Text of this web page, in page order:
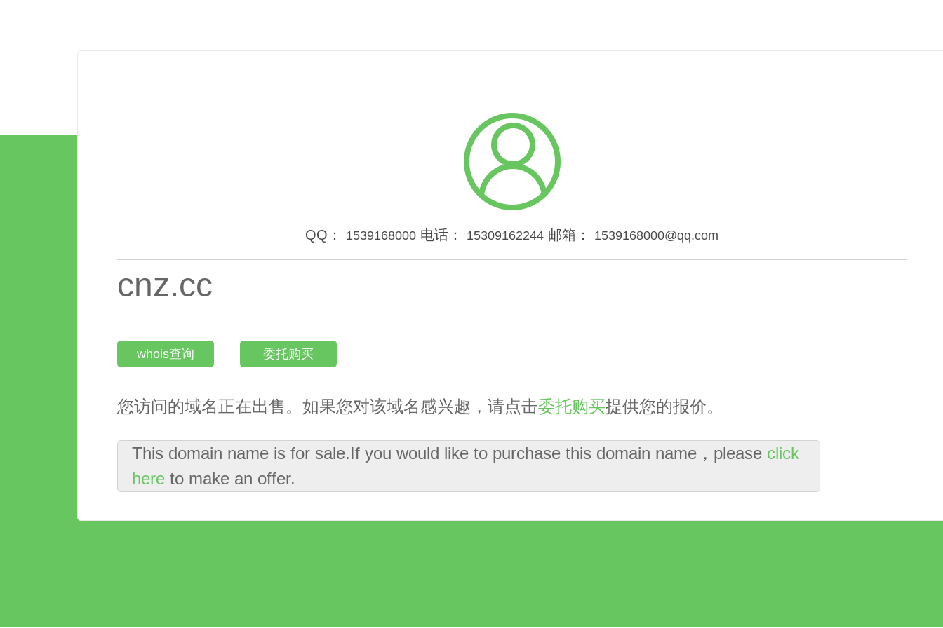
QQ： 1539168000 电话： 15309162244 邮箱： 1539168000@qq.com
cnz.cc
whois查询 委托购买
您访问的域名正在出售。如果您对该域名感兴趣，请点击委托购买提供您的报价。
This domain name is for sale.If you would like to purchase this domain name，please click
here to make an offer.